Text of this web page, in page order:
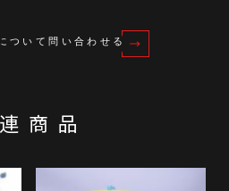
ついて問い合わせる
商品